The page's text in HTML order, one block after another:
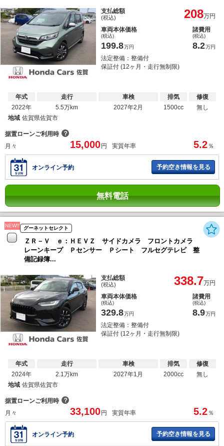
支払総額
(税込) 208万円
車両本体価格
(税込)
199.8万円
諸費用
(税込)
8.2万円
法定整備：整備付
保証付 (12ヶ月・走行無制限)
年式
2022年
走行
5.5万km
車検
2027年2月
排気
1500cc
修復
無し
地域 佐賀県佐賀市
据置ローンご利用時 ？
月々
15,000円 実質年率 5.2 ％
オンライン予約 予約空き情報を見る
無料電話
NEW!! グーネットセレクト
ＺＲ－Ｖ ｅ：ＨＥＶＺ サイドカメラ フロントカメラ
レーンキープ Ｐセンサー Ｐシート フルセグテレビ 整
備記録簿...
支払総額
(税込) 338.7万円
車両本体価格
(税込)
329.8万円
諸費用
(税込)
8.9万円
法定整備：整備付
保証付 (12ヶ月・走行無制限)
年式
2024年
走行
2.1万km
車検
2027年1月
排気
2000cc
修復
無し
地域 佐賀県佐賀市
据置ローンご利用時 ？
月々
33,100 円 実質年率 5.2 ％
オンライン予約 予約空き情報を見る